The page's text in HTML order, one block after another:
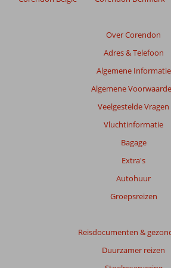
Over Corendon
Adres & Telefoon
Algemene Informatie
Algemene
Veelgestelde Vragen
Vluchtinformatie
Bagage
Extra's
Autohuur
Groepsreizen
Reisdocumenten &
Duurzamer reizen